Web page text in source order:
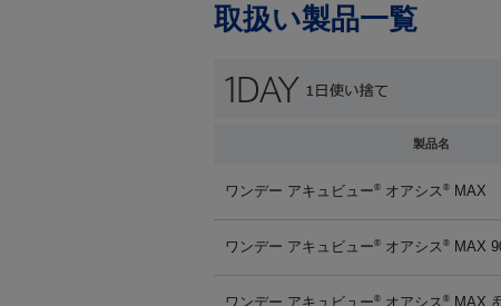
取扱い製品一覧
製品名
ワンデー アキュビュー® オアシス ® MAX
ワンデー アキュビュー® オアシス ® MAX
ワンデー アキュビュー® オアシス ® MAX